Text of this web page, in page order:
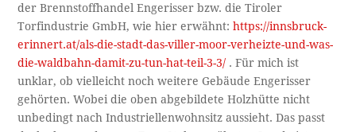
der Brennstoffhandel Engerisser bzw. die Tiroler
Torfindustrie GmbH, wie hier erwähnt:https://innsbruck-
erinnert.at/als-die-stadt-das-viller-moor-verheizte-und-was-
die-waldbahn-damit-zu-tun-hat-teil-3-3/ . Für mich ist
unklar, ob vielleicht noch weitere Gebäude Engerisser
gehörten. Wobei die oben abgebildete Holzhütte nicht
unbedingt nach Industriellenwohnsitz aussieht. Das passt